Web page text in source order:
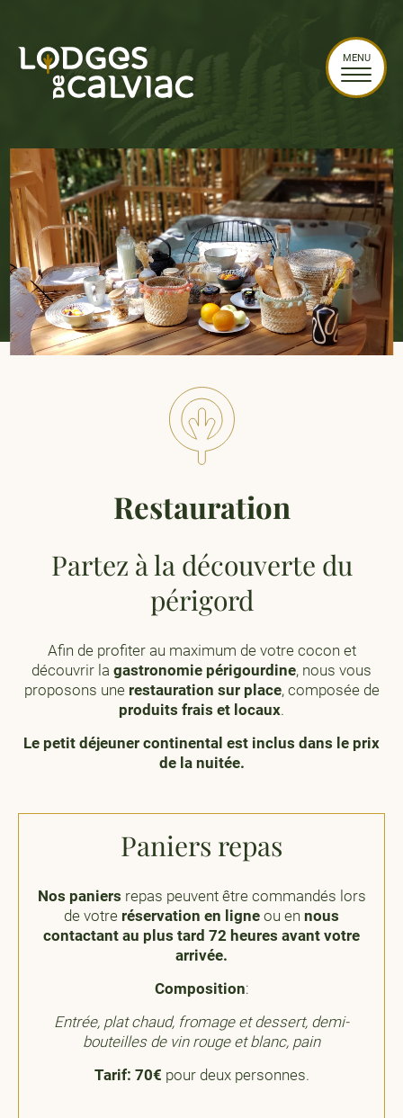
MENU
Restauration
Partez à la découverte du
périgord
Afin de profiter au maximum de votre cocon et
découvrir la gastronomie périgourdine, nous vous
proposons une restauration sur place, composée de
produits frais et locaux.
Le petit déjeuner continental est inclus dans le prix
de la nuitée.
Paniers repas
Nos paniers repas peuvent être commandés lors
de votre réservation en ligne ou en nous
contactant au plus tard 72 heures avant votre
arrivée.
Composition:
Entrée, plat chaud, fromage et dessert, demi-
bouteilles de vin rouge et blanc, pain
Tarif: 70€ pour deux personnes.